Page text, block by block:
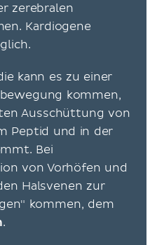
zerebralen
Kardiogene
kann es zu einer
kommen,
Ausschüttung von
Peptid und in der
Bei
von Vorhöfen und
Halsvenen zur
kommen, dem
.